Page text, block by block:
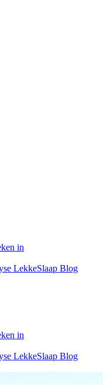
in
LekkeSlaap Blog
in
LekkeSlaap Blog